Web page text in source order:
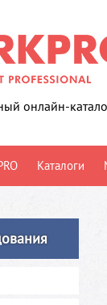
онлайн-
Каталоги